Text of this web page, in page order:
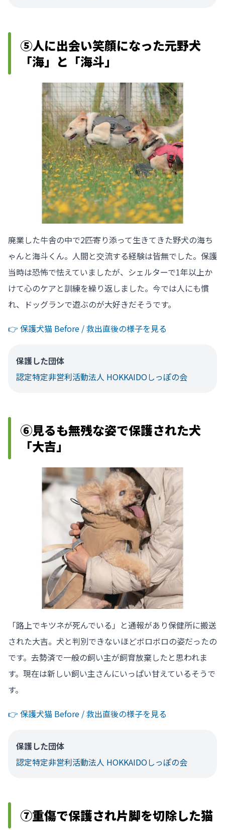
⑤人に出会い笑顔になった元野犬
「海」と「海斗」
廃業した牛舎の中で2匹寄り添って生きてきた野犬の海ち
ゃんと海斗くん。人間と交流する経験は皆無でした。保護
当時は恐怖で怯えていましたが、シェルターで1年以上か
けて心のケアと訓練を繰り返しました。今では人にも慣
れ、ドッグランで遊ぶのが大好きだそうです。
👉️ 保護犬猫 Before / 救出直後の様子を見る
保護した団体
認定特定非営利活動法人 HOKKAIDOしっぽの会
⑥見るも無残な姿で保護された犬
「大吉」
「路上でキツネが死んでいる」と通報があり保健所に搬送
された大吉。犬と判別できないほどボロボロの姿だったの
です。去勢済で一般の飼い主が飼育放棄したと思われま
す。現在は新しい飼い主さんにいっぱい甘えているそうで
す。
👉️ 保護犬猫 Before / 救出直後の様子を見る
保護した団体
認定特定非営利活動法人 HOKKAIDOしっぽの会
⑦重傷で保護され片脚を切除した猫